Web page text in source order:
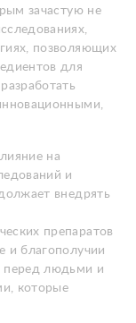
зачастую не
позволяющих
для
на
и
внедрять
препаратов
и благополучии
перед людьми и
которые